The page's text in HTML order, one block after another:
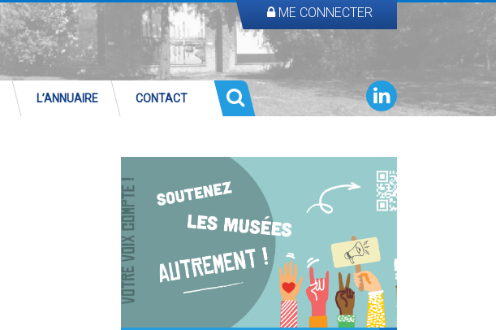
ME CONNECTER
L’ANNUAIRE CONTACT